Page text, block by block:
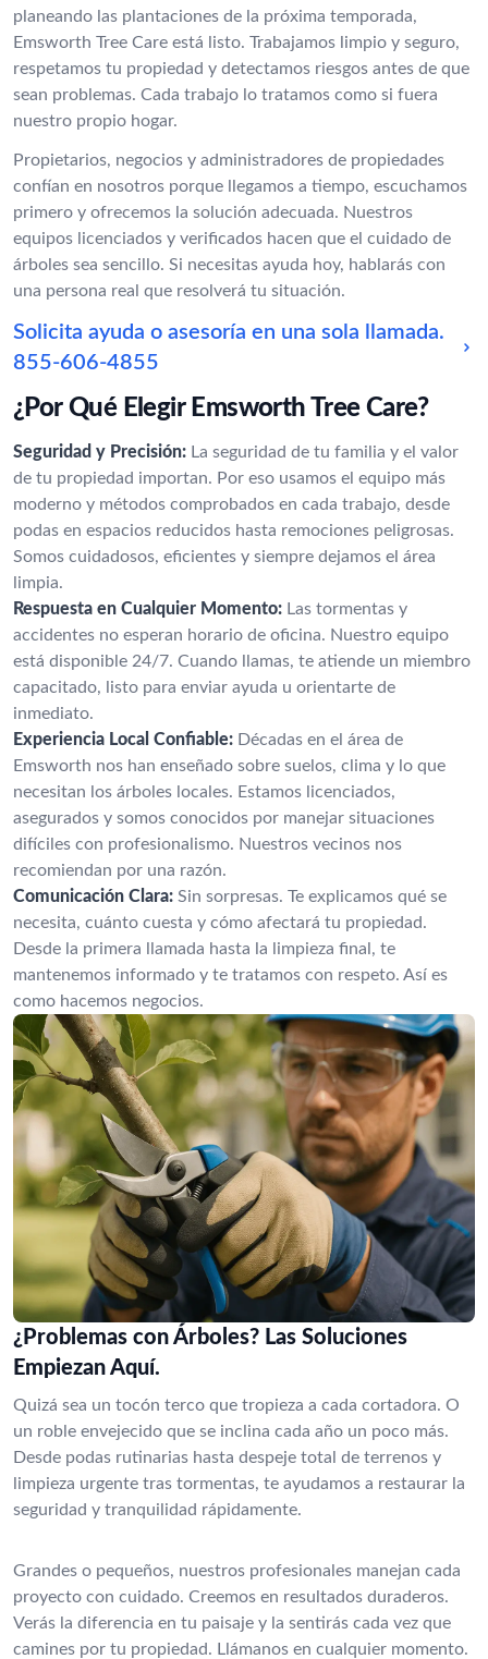
planeando las plantaciones de la próxima temporada,
Emsworth Tree Care está listo. Trabajamos limpio y seguro,
respetamos tu propiedad y detectamos riesgos antes de que
sean problemas. Cada trabajo lo tratamos como si fuera
nuestro propio hogar.
Propietarios, negocios y administradores de propiedades
confían en nosotros porque llegamos a tiempo, escuchamos
primero y ofrecemos la solución adecuada. Nuestros
equipos licenciados y verificados hacen que el cuidado de
árboles sea sencillo. Si necesitas ayuda hoy, hablarás con
una persona real que resolverá tu situación.
Solicita ayuda o asesoría en una sola llamada.
855-606-4855
¿Por Qué Elegir Emsworth Tree Care?
Seguridad y Precisión: La seguridad de tu familia y el valor
de tu propiedad importan. Por eso usamos el equipo más
moderno y métodos comprobados en cada trabajo, desde
podas en espacios reducidos hasta remociones peligrosas.
Somos cuidadosos, eficientes y siempre dejamos el área
limpia.
Respuesta en Cualquier Momento: Las tormentas y
accidentes no esperan horario de oficina. Nuestro equipo
está disponible 24/7. Cuando llamas, te atiende un miembro
capacitado, listo para enviar ayuda u orientarte de
inmediato.
Experiencia Local Confiable: Décadas en el área de
Emsworth nos han enseñado sobre suelos, clima y lo que
necesitan los árboles locales. Estamos licenciados,
asegurados y somos conocidos por manejar situaciones
difíciles con profesionalismo. Nuestros vecinos nos
recomiendan por una razón.
Comunicación Clara: Sin sorpresas. Te explicamos qué se
necesita, cuánto cuesta y cómo afectará tu propiedad.
Desde la primera llamada hasta la limpieza final, te
mantenemos informado y te tratamos con respeto. Así es
como hacemos negocios.
¿Problemas con Árboles? Las Soluciones
Empiezan Aquí.
Quizá sea un tocón terco que tropieza a cada cortadora. O
un roble envejecido que se inclina cada año un poco más.
Desde podas rutinarias hasta despeje total de terrenos y
limpieza urgente tras tormentas, te ayudamos a restaurar la
seguridad y tranquilidad rápidamente.
Grandes o pequeños, nuestros profesionales manejan cada
proyecto con cuidado. Creemos en resultados duraderos.
Verás la diferencia en tu paisaje y la sentirás cada vez que
camines por tu propiedad. Llámanos en cualquier momento.